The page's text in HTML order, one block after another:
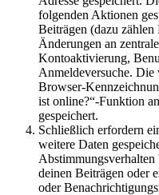
folgenden Aktionen
Beiträgen (dazu
Änderungen an
Kontoaktivierung,
Anmeldeversuche.
Browser-
ist online?“-Funktion
gespeichert.
Schließlich erfordern
weitere Daten
Abstimmungsverhalten
deinen Beiträgen oder
oder